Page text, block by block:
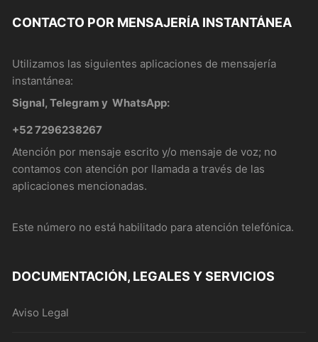
CONTACTO POR MENSAJERÍA INSTANTÁNEA
Utilizamos las siguientes aplicaciones de mensajería
instantánea:
Signal, Telegram y WhatsApp:
+52 7296238267
Atención por mensaje escrito y/o mensaje de voz; no
contamos con atención por llamada a través de las
aplicaciones mencionadas.
Este número no está habilitado para atención telefónica.
DOCUMENTACIÓN, LEGALES Y SERVICIOS
Aviso Legal